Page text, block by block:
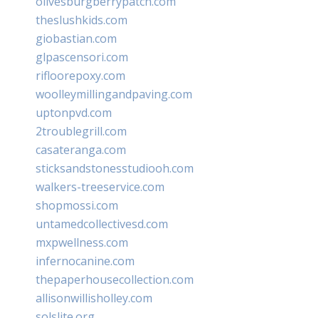
theslushkids.com
giobastian.com
glpascensori.com
rifloorepoxy.com
woolleymillingandpaving.com
uptonpvd.com
2troublegrill.com
casateranga.com
sticksandstonesstudiooh.com
walkers-treeservice.com
shopmossi.com
untamedcollectivesd.com
mxpwellness.com
infernocanine.com
thepaperhousecollection.com
allisonwillisholley.com